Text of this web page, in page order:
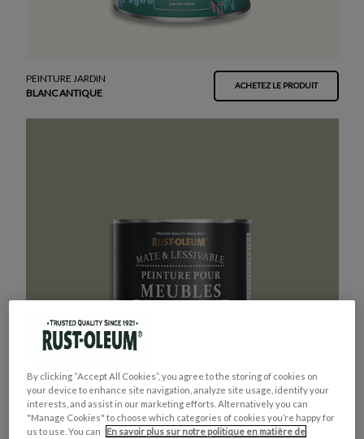
PEINTURE JARDIN
BLANC ANTIQUE
ACHETEZ LE PRODUIT
By clicking “Accept All Cookies”, you agree to the storing of cookies on
your device to enhance site navigation, analyze site usage, identify your
interests, and assist in our marketing efforts. Alternatively you can
"Manage Cookies" to choose which categories of cookies you’re happy for
us to use. You can
En savoir plus sur notre politique en matière de